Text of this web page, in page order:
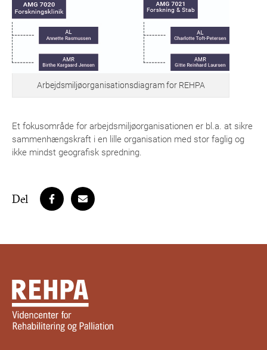
Arbejdsmiljøorganisationsdiagram for REHPA
Et fokusområde for arbejdsmiljøorganisationen er bl.a. at sikre
sammenhængskraft i en lille organisation med stor faglig og
ikke mindst geografisk spredning.
Del